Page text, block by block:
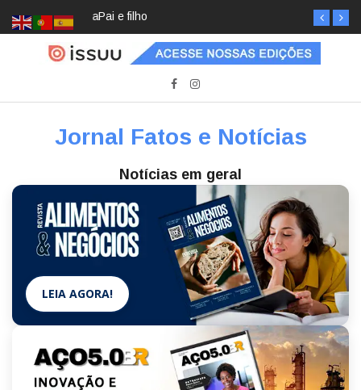
Pai e filho
Jornal Fatos e Notícias
Notícias em geral
LEIA AGORA!